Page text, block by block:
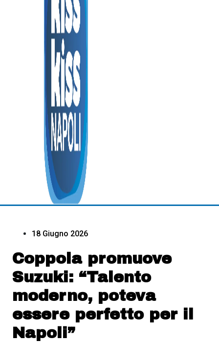
18 Giugno 2026
Coppola promuove
Suzuki: “Talento
moderno, poteva
essere perfetto per il
Napoli”